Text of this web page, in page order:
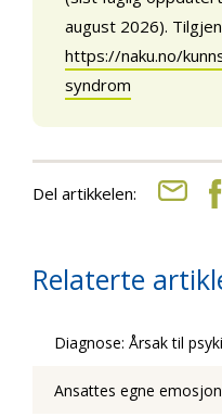
august 2026).
https://naku.no/
syndrom
Del artikkelen:
Relaterte
Diagnose: Årsak til
Ansattes egne